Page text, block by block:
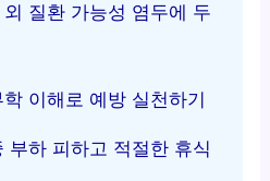
질환 가능성 염두에 두
이해로 예방 실천하기
부하 피하고 적절한 휴식